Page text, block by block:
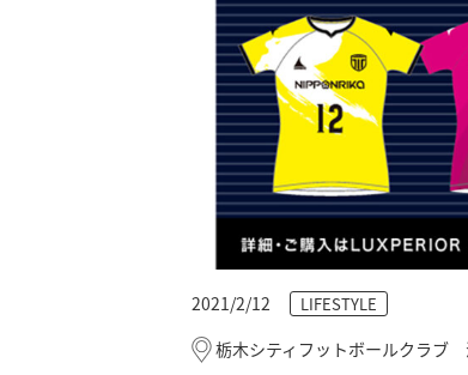
2021/2/12 LIFESTYLE
栃木シティフットボールクラブ